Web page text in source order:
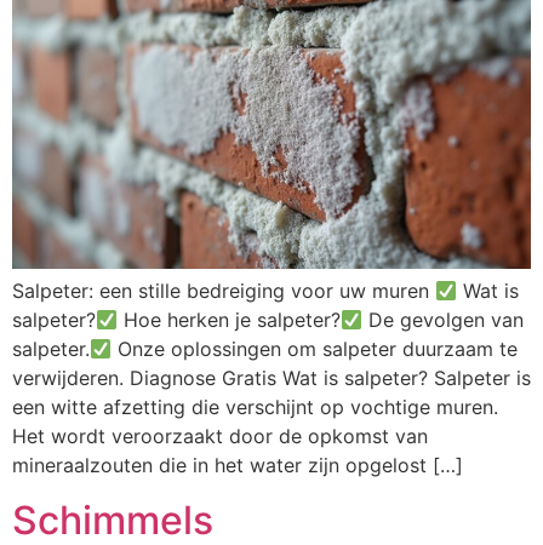
Salpeter: een stille bedreiging voor uw muren
Wat is
salpeter?
Hoe herken je salpeter?
De gevolgen van
salpeter.
Onze oplossingen om salpeter duurzaam te
verwijderen. Diagnose Gratis Wat is salpeter? Salpeter is
een witte afzetting die verschijnt op vochtige muren.
Het wordt veroorzaakt door de opkomst van
mineraalzouten die in het water zijn opgelost […]
Schimmels